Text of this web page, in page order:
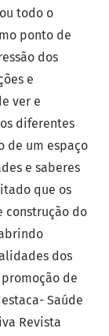
todo o
ponto de
dos
e
ver e
diferentes
de um espaço
e saberes
que os
construção do
dos
de
Saúde
Revista